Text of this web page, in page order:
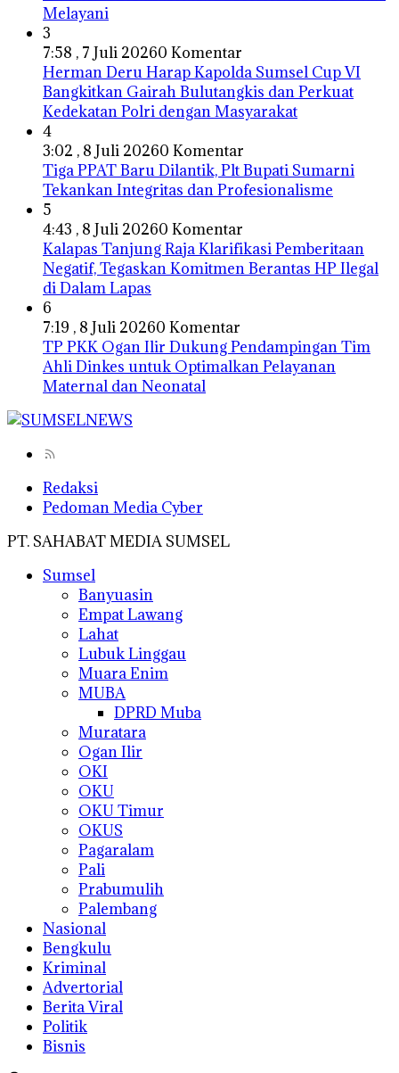
Melayani
3
7:58 , 7 Juli 20260 Komentar
Herman Deru Harap Kapolda Sumsel Cup VI
Bangkitkan Gairah Bulutangkis dan Perkuat
Kedekatan Polri dengan Masyarakat
4
3:02 , 8 Juli 20260 Komentar
Tiga PPAT Baru Dilantik, Plt Bupati Sumarni
Tekankan Integritas dan Profesionalisme
5
4:43 , 8 Juli 20260 Komentar
Kalapas Tanjung Raja Klarifikasi Pemberitaan
Negatif, Tegaskan Komitmen Berantas HP Ilegal
di Dalam Lapas
6
7:19 , 8 Juli 20260 Komentar
TP PKK Ogan Ilir Dukung Pendampingan Tim
Ahli Dinkes untuk Optimalkan Pelayanan
Maternal dan Neonatal
Redaksi
Pedoman Media Cyber
PT. SAHABAT MEDIA SUMSEL
Sumsel
Banyuasin
Empat Lawang
Lahat
Lubuk Linggau
Muara Enim
MUBA
DPRD Muba
Muratara
Ogan Ilir
OKI
OKU
OKU Timur
OKUS
Pagaralam
Pali
Prabumulih
Palembang
Nasional
Bengkulu
Kriminal
Advertorial
Berita Viral
Politik
Bisnis